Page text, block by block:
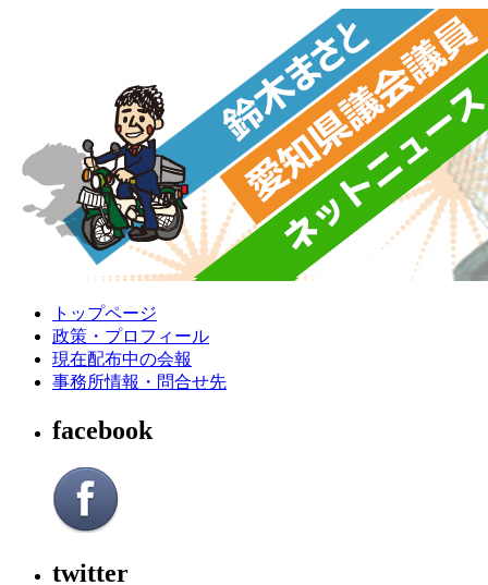
トップページ
政策・プロフィール
現在配布中の会報
事務所情報・問合せ先
facebook
twitter